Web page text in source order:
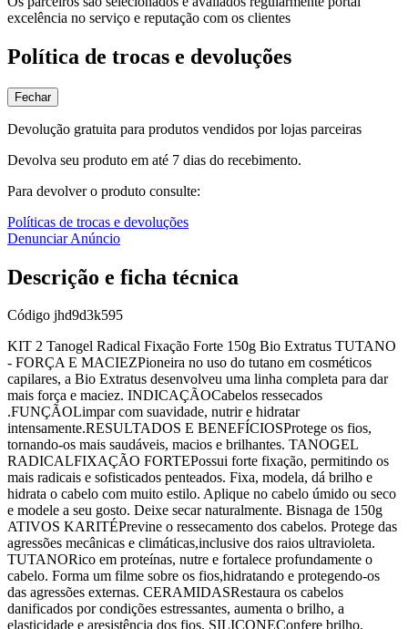
excelência no serviço e reputação com os clientes
Política de trocas e devoluções
Fechar
Devolução gratuita para produtos vendidos por lojas parceiras
Devolva seu produto em até 7 dias do recebimento.
Para devolver o produto consulte:
Políticas de trocas e devoluções
Denunciar Anúncio
Descrição e ficha técnica
Código jhd9d3k595
KIT 2 Tanogel Radical Fixação Forte 150g Bio Extratus TUTANO
- FORÇA E MACIEZPioneira no uso do tutano em cosméticos
capilares, a Bio Extratus desenvolveu uma linha completa para dar
mais força e maciez. INDICAÇÃOCabelos ressecados
.FUNÇÃOLimpar com suavidade, nutrir e hidratar
intensamente.RESULTADOS E BENEFÍCIOSProtege os fios,
tornando-os mais saudáveis, macios e brilhantes. TANOGEL
RADICALFIXAÇÃO FORTEPossui forte fixação, permitindo os
mais radicais e sofisticados penteados. Fixa, modela, dá brilho e
hidrata o cabelo com muito estilo. Aplique no cabelo úmido ou seco
e modele a seu gosto. Deixe secar naturalmente. Bisnaga de 150g
ATIVOS KARITÉPrevine o ressecamento dos cabelos. Protege das
agressões mecânicas e climáticas,inclusive dos raios ultravioleta.
TUTANORico em proteínas, nutre e fortalece profundamente o
cabelo. Forma um filme sobre os fios,hidratando e protegendo-os
das agressões externas. CERAMIDASRestaura os cabelos
danificados por condições estressantes, aumenta o brilho, a
elasticidade e aresistência dos fios. SILICONEConfere brilho,